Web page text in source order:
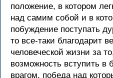
положение, в котором
над самим собой и в
побуждение поступать
то все-таки благодарит
человеческой жизни за
возможность вступить в
врагом, победа над